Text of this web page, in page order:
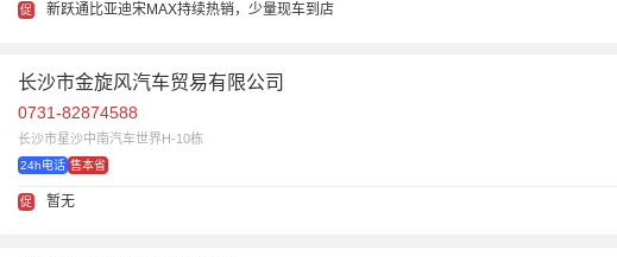
促 新跃通比亚迪宋MAX持续热销，少量现车到店
长沙市金旋风汽车贸易有限公司
0731-82874588
长沙市星沙中南汽车世界H-10栋
24h电话 售本省
促 暂无